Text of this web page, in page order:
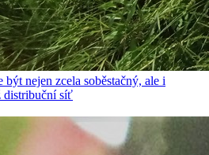
být nejen zcela soběstačný, ale i
distribuční síť